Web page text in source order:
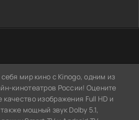
мир кино с Kinogo, одним из
кинотеатров России! Оцените
качество изображения Full HD и
мощный звук Dolby 5.1,